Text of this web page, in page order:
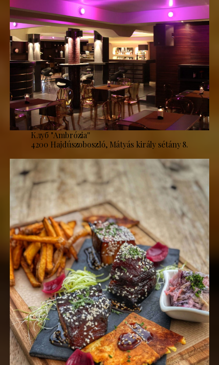
Клуб "Ambrózia''
4200 Hajdúszoboszló, Mátyás király sétány 8.